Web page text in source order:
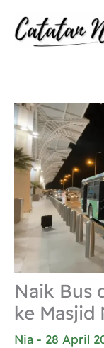
Naik Bus
ke Masjid
Nia - 28 April